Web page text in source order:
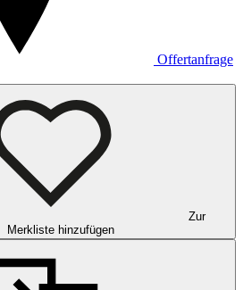
Offertanfrage
Zur
Merkliste hinzufügen